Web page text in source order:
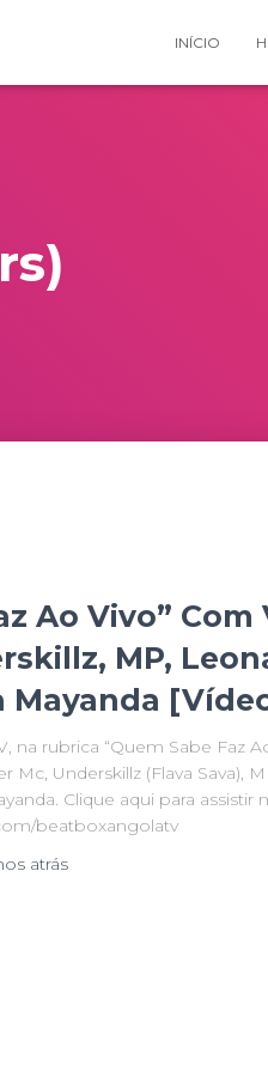
INÍCIO
Ao Vivo” Com
MP,
Mayanda
na rubrica “Quem Sabe Faz
Underskillz (Flava Sava),
Clique aqui para assistir
beatboxangolatv
atrás